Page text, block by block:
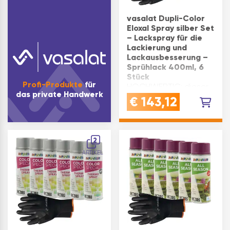
Profi-Produktefür
das private Handwerk
vasalat Dupli-Color
Eloxal Spray silber Set
– Lackspray für die
Lackierung und
Lackausbesserung –
Sprühlack 400ml, 6
Stück
Eloxal Spray
überzeugt mit einer
Lackierung und
Lackausbesserung
von
Oberflächenkratzern
und anderen Schäden
an eloxierten Flächen
wie Türen und
FensterVASALAT TIP…
€ 143,12
2
ARTIKEL